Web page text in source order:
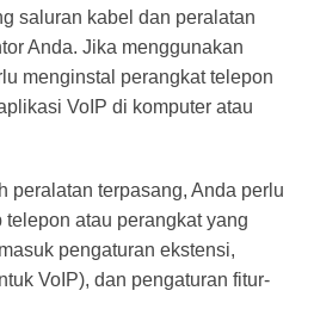
saluran kabel dan peralatan
Anda. Jika menggunakan
menginstal perangkat telepon
VoIP di komputer atau
peralatan terpasang, Anda perlu
atau perangkat yang
pengaturan ekstensi,
VoIP), dan pengaturan fitur-